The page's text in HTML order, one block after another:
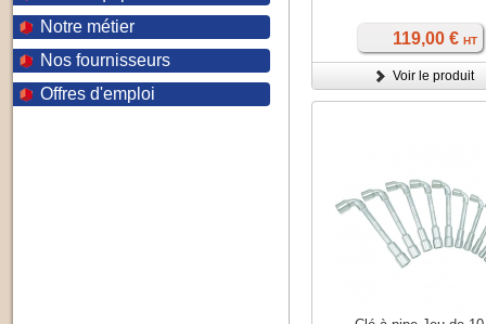
Notre métier
Nos fournisseurs
Offres d'emploi
119,00 € HT
Voir le produit